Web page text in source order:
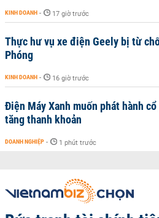
KINH DOANH - 17 giờ trước
Thực hư vụ xe điện Geely bị từ
Phóng
KINH DOANH - 16 giờ trước
Điện Máy Xanh muốn phát hành
tăng thanh khoản
DOANH NGHIỆP - 1 phút trước